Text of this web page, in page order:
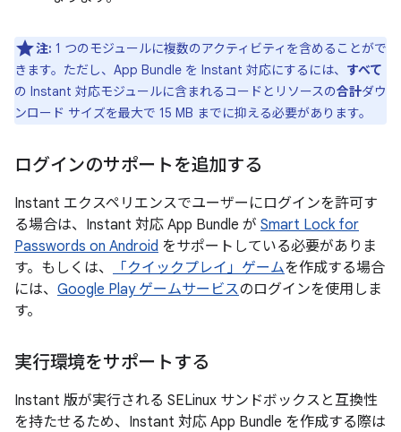
注: 1 つのモジュールに複数のアクティビティを含めることがで
きます。ただし、App Bundle を Instant 対応にするには、 すべて
の Instant 対応モジュールに含まれるコードとリソースの合計ダウ
ンロード サイズを最大で 15 MB までに抑える必要があります。
ログインのサポートを追加する
Instant エクスペリエンスでユーザーにログインを許可す
る場合は、Instant 対応 App Bundle が Smart Lock for
Passwords on Android をサポートしている必要がありま
す。もしくは、
「クイックプレイ」ゲームを作成する場合
には、 Google Play ゲームサービスのログインを使用しま
す。
実行環境をサポートする
Instant 版が実行される SELinux サンドボックスと互換性
を持たせるため、Instant 対応 App Bundle を作成する際は